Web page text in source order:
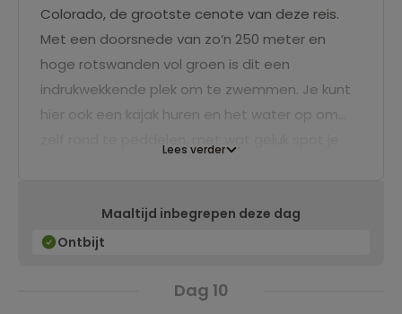
Colorado, de grootste cenote van deze reis.
Met een doorsnede van zo’n 250 meter en
hoge rotswanden vol groen is dit een
indrukwekkende plek om te zwemmen. Je kunt
hier ook een kajak huren en het water op om
bergen in Chiapas. We verblijven hier twee
nachten in een hotel met zwembad.
Lees verder
Maaltijd inbegrepen deze dag
Ontbijt
Dag 10